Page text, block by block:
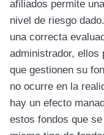
afiliados permite
nivel de riesgo
una correcta
administrador, ellos
que gestionen su
no ocurre en la
hay un efecto
estos fondos que